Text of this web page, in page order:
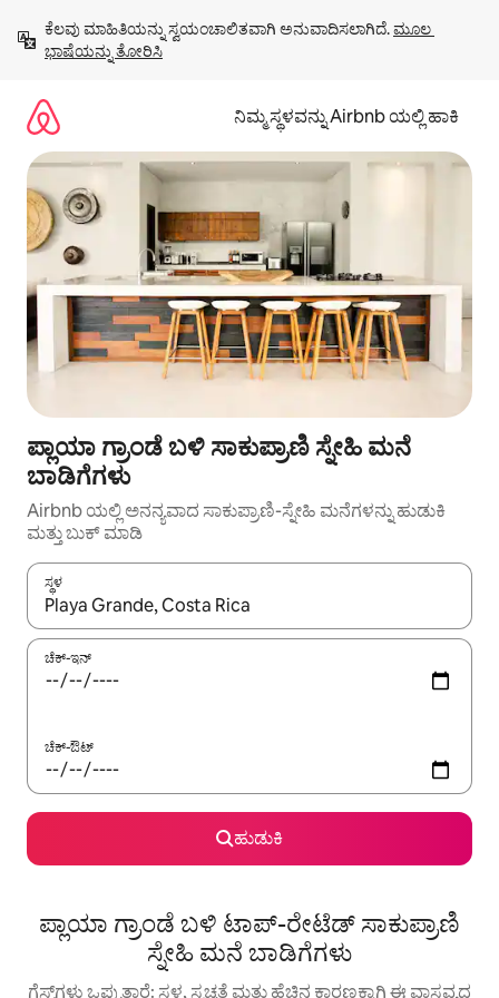
ಹೋಗಿ
ಕೆಲವು ಮಾಹಿತಿಯನ್ನು ಸ್ವಯಂಚಾಲಿತವಾಗಿ ಅನುವಾದಿಸಲಾಗಿದೆ. ಮೂಲ
ಭಾಷೆಯನ್ನು ತೋರಿಸಿ
ನಿಮ್ಮ ಸ್ಥಳವನ್ನು Airbnb ಯಲ್ಲಿ ಹಾಕಿ
ಪ್ಲಾಯಾ ಗ್ರಾಂಡೆ ಬಳಿ ಸಾಕುಪ್ರಾಣಿ ಸ್ನೇಹಿ ಮನೆ
ಬಾಡಿಗೆಗಳು
Airbnb ಯಲ್ಲಿ ಅನನ್ಯವಾದ ಸಾಕುಪ್ರಾಣಿ-ಸ್ನೇಹಿ ಮನೆಗಳನ್ನು ಹುಡುಕಿ
ಮತ್ತು ಬುಕ್ ಮಾಡಿ
ಸ್ಥಳ
ಫಲಿತಾಂಶಗಳು ಲಭ್ಯವಿರುವಾಗ, ಅಪ್ ಮತ್ತು ಡೌನ್ ಬಾಣದ ಕೀಲಿಗಳೊಂದಿಗೆ
ಚೆಕ್-ಇನ್
ಚೆಕ್-ಔಟ್
ಹುಡುಕಿ
ಪ್ಲಾಯಾ ಗ್ರಾಂಡೆ ಬಳಿ ಟಾಪ್-ರೇಟೆಡ್ ಸಾಕುಪ್ರಾಣಿ
ಸ್ನೇಹಿ ಮನೆ ಬಾಡಿಗೆಗಳು
ಗೆಸ್ಟ್‌ಗಳು ಒಪ್ಪುತ್ತಾರೆ: ಸ್ಥಳ, ಸ್ವಚ್ಛತೆ ಮತ್ತು ಹೆಚ್ಚಿನ ಕಾರಣಕ್ಕಾಗಿ ಈ ವಾಸ್ತವ್ಯದ